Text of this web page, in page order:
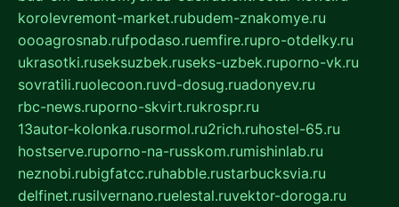
korolevremont-market.rubudem-znakomye.ru
oooagrosnab.rufpodaso.ruemfire.rupro-otdelky.ru
ukrasotki.ruseksuzbek.ruseks-uzbek.ruporno-vk.ru
sovratili.ruolecoon.ruvd-dosug.ruadonyev.ru
rbc-news.ruporno-skvirt.rukrospr.ru
13autor-kolonka.rusormol.ru2rich.ruhostel-65.ru
hostserve.ruporno-na-russkom.rumishinlab.ru
neznobi.rubigfatcc.ruhabble.rustarbucksvia.ru
delfinet.rusilvernano.ruelestal.ruvektor-doroga.ru